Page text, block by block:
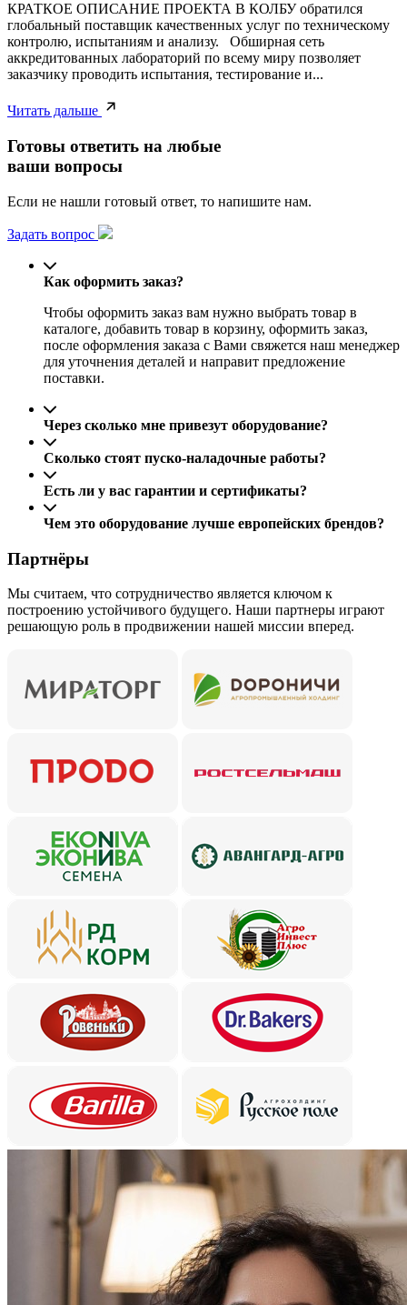
КРАТКОЕ ОПИСАНИЕ ПРОЕКТА В КОЛБУ обратился
глобальный поставщик качественных услуг по техническому
контролю, испытаниям и анализу. Обширная сеть
аккредитованных лабораторий по всему миру позволяет
заказчику проводить испытания, тестирование и...
Читать дальше
Готовы ответить на любые
ваши вопросы
Если не нашли готовый ответ, то напишите нам.
Задать вопрос
Как оформить заказ?
Чтобы оформить заказ вам нужно выбрать товар в
каталоге, добавить товар в корзину, оформить заказ,
после оформления заказа с Вами свяжется наш менеджер
для уточнения деталей и направит предложение
поставки.
Через сколько мне привезут оборудование?
Сколько стоят пуско-наладочные работы?
Есть ли у вас гарантии и сертификаты?
Чем это оборудование лучше европейских брендов?
Партнёры
Мы считаем, что сотрудничество является ключом к
построению устойчивого будущего. Наши партнеры играют
решающую роль в продвижении нашей миссии вперед.